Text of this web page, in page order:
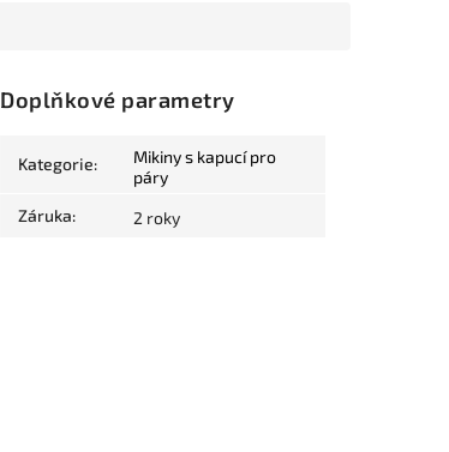
Doplňkové parametry
Kategorie:
Mikiny s kapucí pro
páry
Záruka: 2 roky